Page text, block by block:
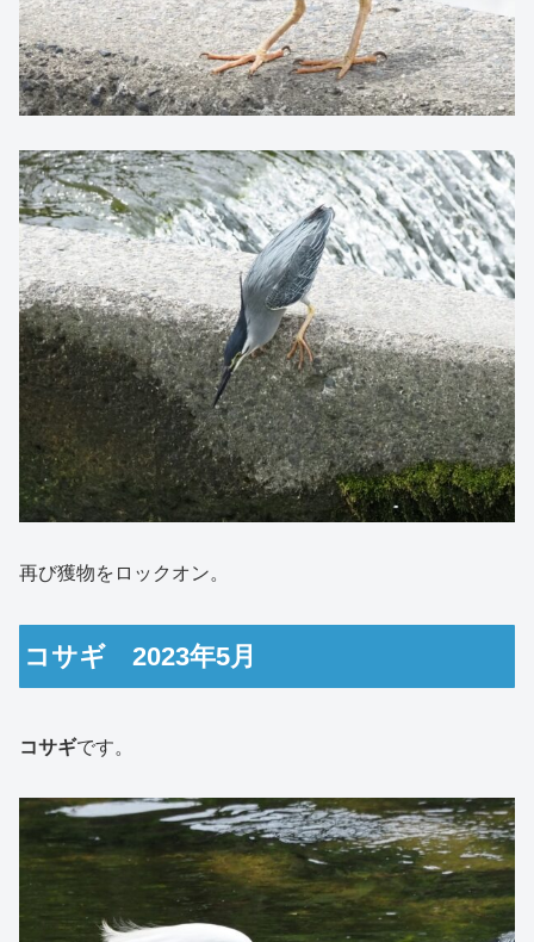
再び獲物をロックオン。
コサギ 2023年5月
コサギです。